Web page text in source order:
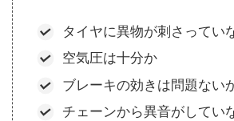
タイヤに異物が刺さってい
空気圧は十分か
ブレーキの効きは問題ない
チェーンから異音がしてい